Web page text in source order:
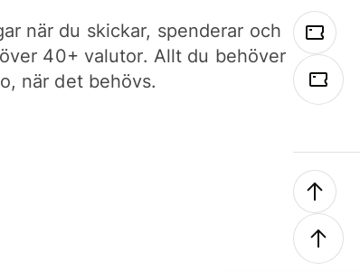
när du skickar, spenderar och
40+ valutor. Allt du behöver
när det behövs.